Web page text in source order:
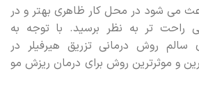
می شود در محل کار ظاهری بهتر و در
راحت تر به نظر برسید. با توجه به
روش درمانی تزریق هیرفیلر در
و موثرترین روش برای درمان ریزش مو